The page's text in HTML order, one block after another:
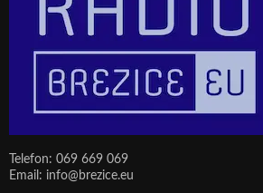
Telefon: 069 669 069
Email: info@brezice.eu